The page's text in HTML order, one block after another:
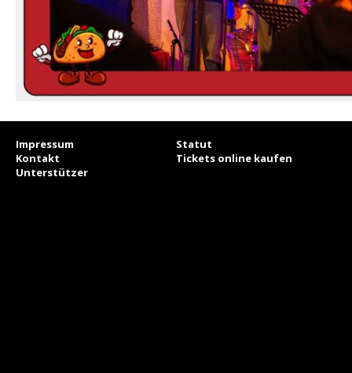
Impressum
Statut
Kontakt
Tickets online kaufen
Unterstützer